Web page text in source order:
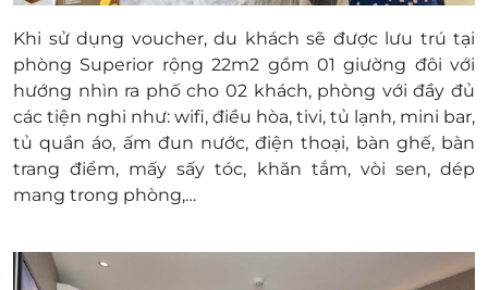
thêm người hoặc giường phụ.
Phụ thu:
Giường phụ: 200,000 đ/ giường
Phụ thu phòng đơn: Không
Người thứ 3: 100,000đ/ đêm/ khách
Phụ thu mùa cao điểm
Tháng: 1, 2, 3, 6, 7, 8, 12: Miễn phí phụ thu
50,000 đ/ đêm/ phòng
Ngày Lễ/tết/ giai đoạn cao điểm: Không áp
Khi sử dụng voucher, du khách sẽ được lưu trú tại
phòng Superior rộng 22m2 gồm 01 giường đôi với
hướng nhìn ra phố cho 02 khách, phòng với đầy đủ
các tiện nghi như: wifi, điều hòa, tivi, tủ lạnh, mini bar,
tủ quần áo, ấm đun nước, điện thoại, bàn ghế, bàn
trang điểm, mấy sấy tóc, khăn tắm, vòi sen, dép
mang trong phòng,…